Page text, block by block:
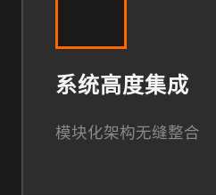
系统高度集成
模块化架构无缝整合